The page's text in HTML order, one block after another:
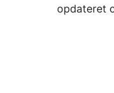
opdateret